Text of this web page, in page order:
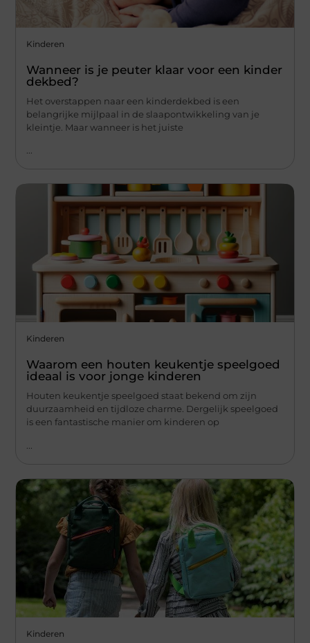
Kinderen
Wanneer is je peuter klaar voor een kinder
dekbed?
Het overstappen naar een kinderdekbed is een
belangrijke mijlpaal in de slaapontwikkeling van je
kleintje. Maar wanneer is het juiste
...
Kinderen
Waarom een houten keukentje speelgoed
ideaal is voor jonge kinderen
Houten keukentje speelgoed staat bekend om zijn
duurzaamheid en tijdloze charme. Dergelijk speelgoed
is een fantastische manier om kinderen op
Kinderen